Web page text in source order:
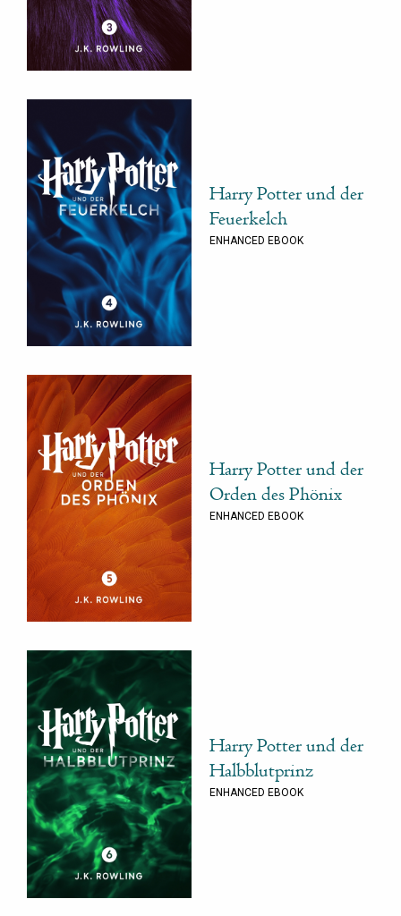
Harry Potter und der
Feuerkelch
ENHANCED EBOOK
Harry Potter und der
Orden des Phönix
ENHANCED EBOOK
Harry Potter und der
Halbblutprinz
ENHANCED EBOOK